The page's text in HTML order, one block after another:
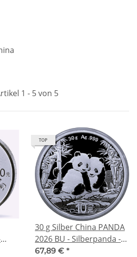
1 - 5 von 5
TOP
30 g Silber China PANDA
2026 BU - Silberpanda -
10 Yuan
67,89 € *